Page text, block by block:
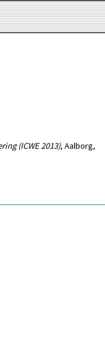
(ICWE 2013), Aalborg,